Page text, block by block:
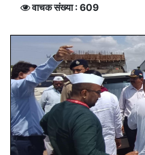
वाचक संख्या : 609